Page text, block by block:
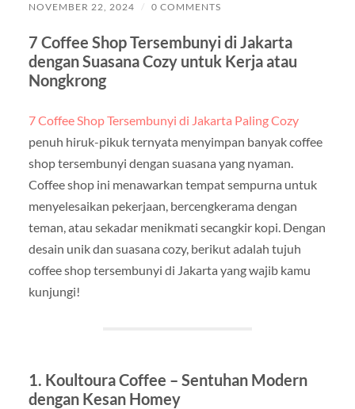
NOVEMBER 22, 2024 / 0 COMMENTS
7 Coffee Shop Tersembunyi di Jakarta
dengan Suasana Cozy untuk Kerja atau
Nongkrong
7 Coffee Shop Tersembunyi di Jakarta Paling Cozy
penuh hiruk-pikuk ternyata menyimpan banyak coffee
shop tersembunyi dengan suasana yang nyaman.
Coffee shop ini menawarkan tempat sempurna untuk
menyelesaikan pekerjaan, bercengkerama dengan
teman, atau sekadar menikmati secangkir kopi. Dengan
desain unik dan suasana cozy, berikut adalah tujuh
coffee shop tersembunyi di Jakarta yang wajib kamu
kunjungi!
1. Koultoura Coffee – Sentuhan Modern
dengan Kesan Homey